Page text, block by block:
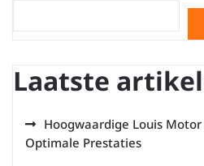
Laatste
Hoogwaardige Louis
Optimale Prestaties